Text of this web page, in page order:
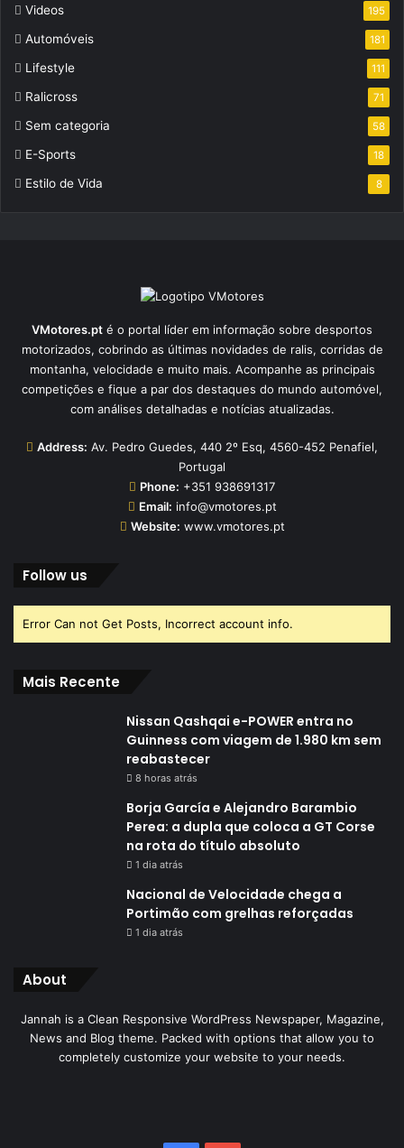
Videos 195
Automóveis 181
Lifestyle 111
Ralicross 71
Sem categoria 58
E-Sports 18
Estilo de Vida 8
VMotores.pt é o portal líder em informação sobre desportos
motorizados, cobrindo as últimas novidades de ralis, corridas de
montanha, velocidade e muito mais. Acompanhe as principais
competições e fique a par dos destaques do mundo automóvel,
com análises detalhadas e notícias atualizadas.
Address: Av. Pedro Guedes, 440 2º Esq, 4560-452 Penafiel,
Portugal
Phone: +351 938691317
Email: info@vmotores.pt
Website: www.vmotores.pt
Follow us
Error Can not Get Posts, Incorrect account info.
Mais Recente
Nissan Qashqai e-POWER entra no
Guinness com viagem de 1.980 km sem
reabastecer
8 horas atrás
Borja García e Alejandro Barambio
Perea: a dupla que coloca a GT Corse
na rota do título absoluto
1 dia atrás
Nacional de Velocidade chega a
Portimão com grelhas reforçadas
1 dia atrás
About
Jannah is a Clean Responsive WordPress Newspaper, Magazine,
News and Blog theme. Packed with options that allow you to
completely customize your website to your needs.